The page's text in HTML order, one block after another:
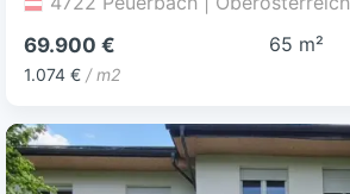
69.900 €
1.074 € / m2
65 m²